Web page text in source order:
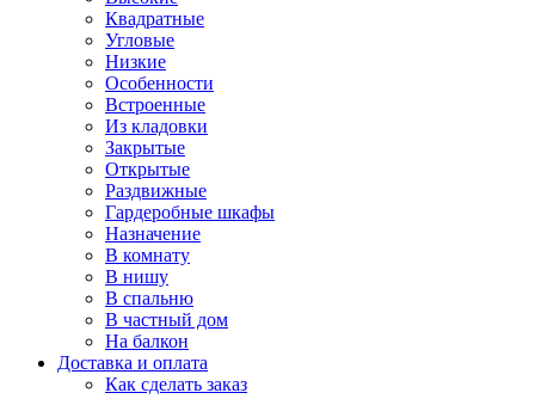
Квадратные
Угловые
Низкие
Особенности
Встроенные
Из кладовки
Закрытые
Открытые
Раздвижные
Гардеробные шкафы
Назначение
В комнату
В нишу
В спальню
В частный дом
На балкон
Доставка и оплата
Как сделать заказ